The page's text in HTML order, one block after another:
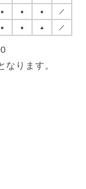
● ● ● ／
● ● ▲ ／
ります。